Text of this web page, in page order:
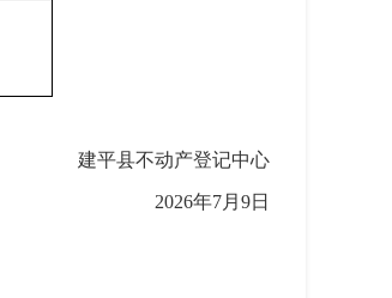
建平县不动产登记中心
2026年7月9日